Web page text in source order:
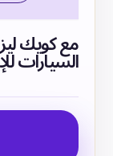
مع كويك
السيارات